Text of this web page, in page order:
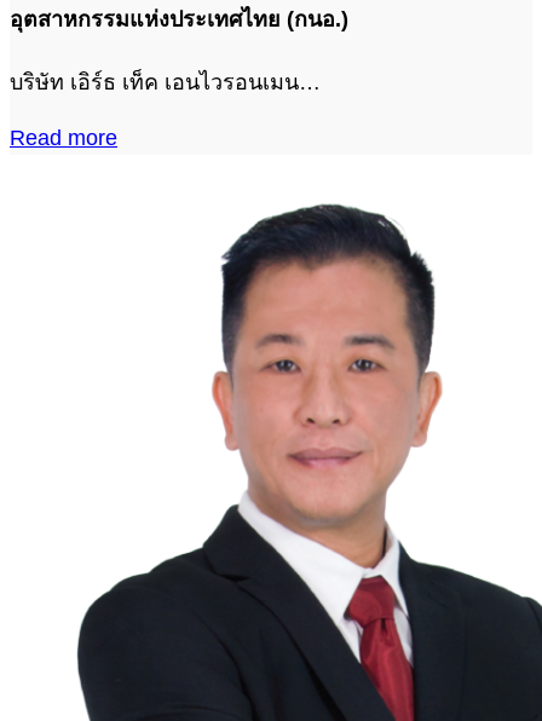
อุตสาหกรรมแห่งประเทศไทย (กนอ.)
บริษัท เอิร์ธ เท็ค เอนไวรอนเมน…
Read more